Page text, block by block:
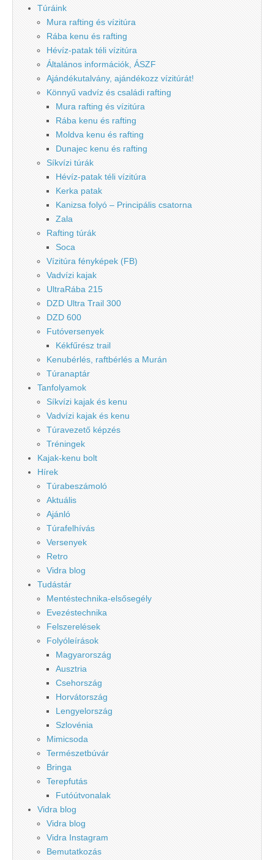
Túráink
Mura rafting és vízitúra
Rába kenu és rafting
Hévíz-patak téli vízitúra
Általános információk, ÁSZF
Ajándékutalvány, ajándékozz vízitúrát!
Könnyű vadvíz és családi rafting
Mura rafting és vízitúra
Rába kenu és rafting
Moldva kenu és rafting
Dunajec kenu és rafting
Síkvízi túrák
Hévíz-patak téli vízitúra
Kerka patak
Kanizsa folyó – Principális csatorna
Zala
Rafting túrák
Soca
Vízitúra fényképek (FB)
Vadvízi kajak
UltraRába 215
DZD Ultra Trail 300
DZD 600
Futóversenyek
Kékfűrész trail
Kenubérlés, raftbérlés a Murán
Túranaptár
Tanfolyamok
Síkvízi kajak és kenu
Vadvízi kajak és kenu
Túravezető képzés
Tréningek
Kajak-kenu bolt
Hírek
Túrabeszámoló
Aktuális
Ajánló
Túrafelhívás
Versenyek
Retro
Vidra blog
Tudástár
Mentéstechnika-elsősegély
Evezéstechnika
Felszerelések
Folyóleírások
Magyarország
Ausztria
Csehország
Horvátország
Lengyelország
Szlovénia
Mimicsoda
Természetbúvár
Bringa
Terepfutás
Futóútvonalak
Vidra blog
Vidra blog
Vidra Instagram
Bemutatkozás